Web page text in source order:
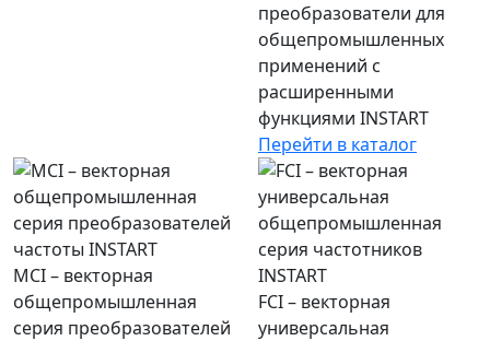
преобразователи для
общепромышленных
применений с
расширенными
функциями INSTART
Перейти в каталог
MCI – векторная
общепромышленная
серия преобразователей
FCI – векторная
универсальная